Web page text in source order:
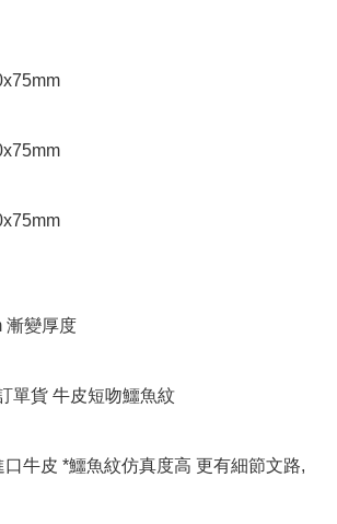
漸變厚度
單貨 牛皮短吻鱷魚紋
牛皮 *鱷魚紋仿真度高 更有細節文路,